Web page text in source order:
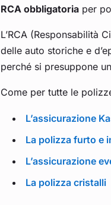
RCA obbligatoriaper
L’RCA (Responsabilità
delle auto storiche e
perché si presuppone un
Come per tutte le
L’assicurazione
La polizza furto e
L’assicurazione
La polizza cristalli